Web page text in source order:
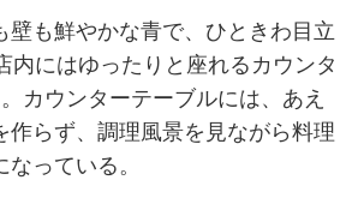
も鮮やかな青で、ひときわ目立
内にはゆったりと座れるカウンタ
カウンターテーブルには、あえ
作らず、調理風景を見ながら料理
っている。